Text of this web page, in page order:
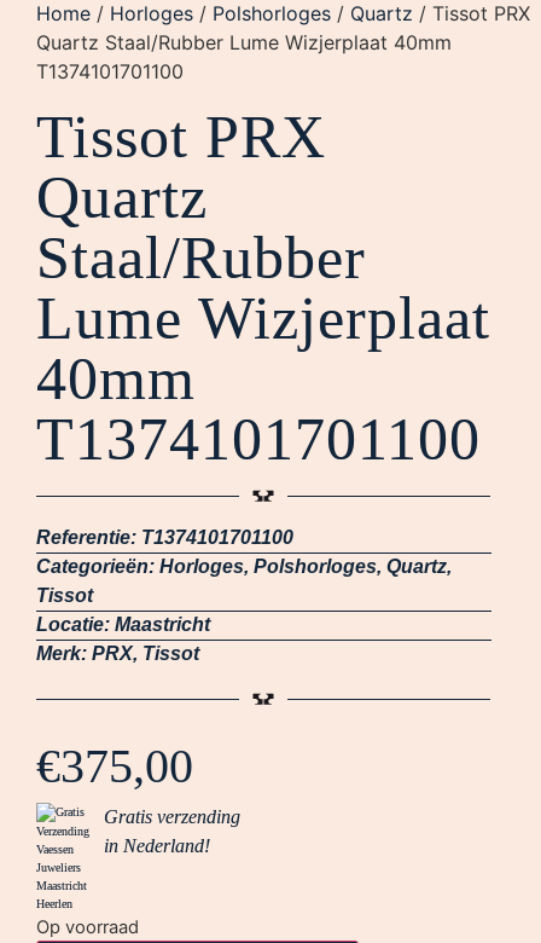
Home / Horloges / Polshorloges / Quartz / Tissot PRX
Quartz Staal/Rubber Lume Wizjerplaat 40mm
T1374101701100
Tissot PRX
Quartz
Staal/Rubber
Lume Wizjerplaat
40mm
T1374101701100
Referentie: T1374101701100
Categorieën: Horloges, Polshorloges, Quartz,
Tissot
Locatie: Maastricht
Merk: PRX, Tissot
€375,00
Gratis verzending
in Nederland!
Op voorraad